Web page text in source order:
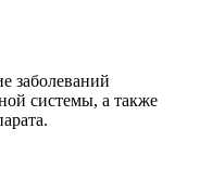
заболеваний
системы, а также